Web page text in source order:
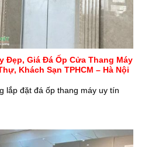
Đẹp, Giá Đá Ốp Cửa Thang Máy
Khách Sạn TPHCM – Hà Nội
lắp đặt đá ốp thang máy uy tín